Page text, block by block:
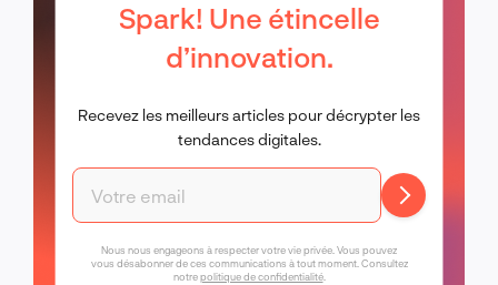
Spark! Une étincelle
d’innovation.
Recevez les meilleurs articles pour décrypter les
tendances digitales.
Nous nous engageons à respecter votre vie privée. Vous pouvez
vous désabonner de ces communications à tout moment. Consultez
notrepolitique de confidentialité.